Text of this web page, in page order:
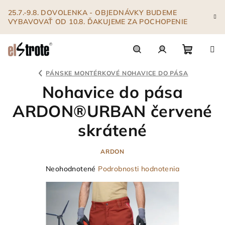
obsah
25.7.-9.8. DOVOLENKA - OBJEDNÁVKY BUDEME
VYBAVOVAŤ OD 10.8. ĎAKUJEME ZA POCHOPENIE
PÁNSKE MONTÉRKOVÉ NOHAVICE DO PÁSA
Nohavice do pása
ARDON®URBAN červené
skrátené
ARDON
Priemerné
Neohodnotené Podrobnosti hodnotenia